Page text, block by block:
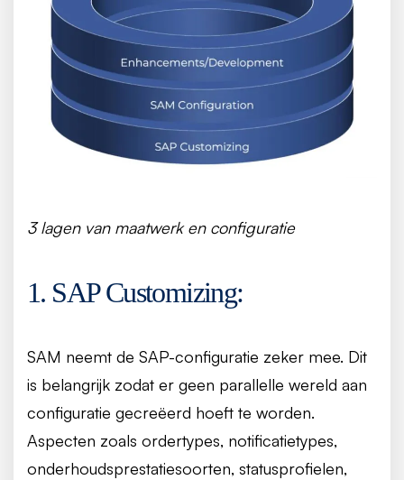
3 lagen van maatwerk en configuratie
1. SAP Customizing:
SAM neemt de SAP-configuratie zeker mee. Dit
is belangrijk zodat er geen parallelle wereld aan
configuratie gecreëerd hoeft te worden.
Aspecten zoals ordertypes, notificatietypes,
onderhoudsprestatiesoorten, statusprofielen,